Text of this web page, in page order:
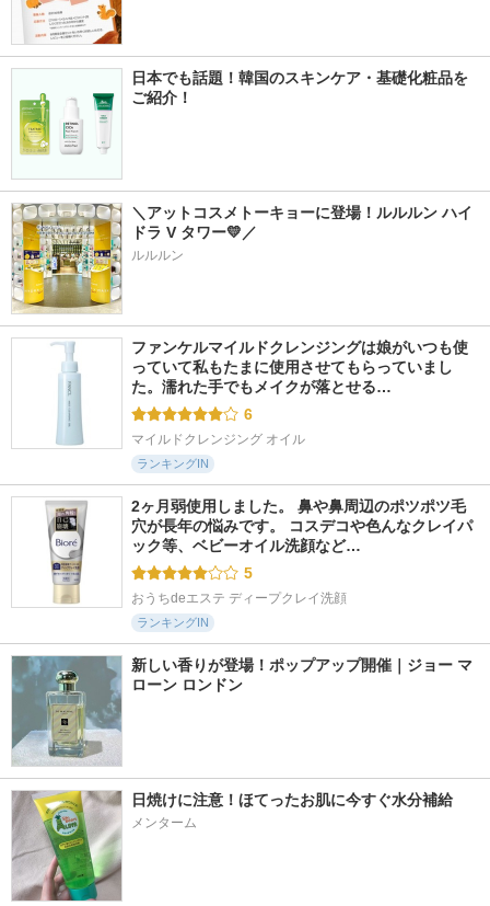
日本でも話題！韓国のスキンケア・基礎化粧品を
ご紹介！
＼アットコスメトーキョーに登場！ルルルン ハイ
ドラ V タワー💛／
ルルルン
ファンケルマイルドクレンジングは娘がいつも使
っていて私もたまに使用させてもらっていまし
た。濡れた手でもメイクが落とせる…
6
マイルドクレンジング オイル
ランキングIN
2ヶ月弱使用しました。 鼻や鼻周辺のポツポツ毛
穴が長年の悩みです。 コスデコや色んなクレイパ
ック等、ベビーオイル洗顔など…
5
おうちdeエステ ディープクレイ洗顔
ランキングIN
新しい香りが登場！ポップアップ開催｜ジョー マ
ローン ロンドン
日焼けに注意！ほてったお肌に今すぐ水分補給
メンターム